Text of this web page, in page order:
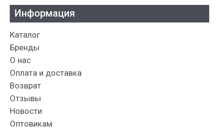
Информация
Каталог
Бренды
О нас
Оплата и доставка
Возврат
Отзывы
Новости
Оптовикам